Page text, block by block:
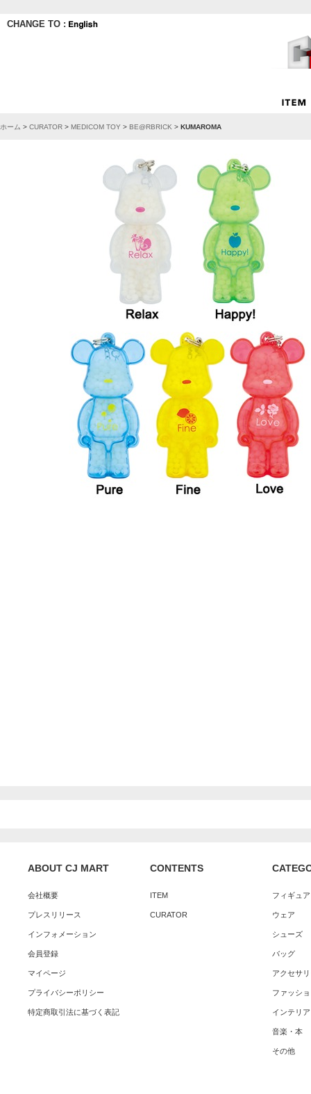
CHANGE TO :
ホーム > CURATOR > MEDICOM TOY > BE@RBRICK > KUMAROMA
ABOUT CJ MART
会社概要
プレスリリース
インフォメーション
会員登録
マイページ
プライバシーポリシー
特定商取引法に基づく表記
CONTENTS
ITEM
CURATOR
フィギュ
ウェア
シューズ
バッグ
アクセサ
ファッシ
インテリア
音楽・本
その他